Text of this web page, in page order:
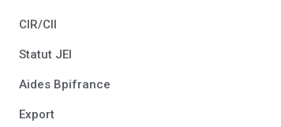
CIR/CII
Statut JEI
Aides Bpifrance
Export